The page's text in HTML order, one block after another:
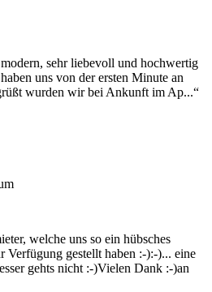
sehr liebevoll und hochwertig
uns von der ersten Minute an
wurden wir bei Ankunft im Ap...“
welche uns so ein hübsches
gestellt haben :-):-)... eine
gehts nicht :-)Vielen Dank :-)an